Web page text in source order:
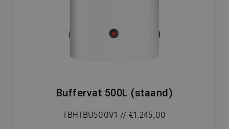
Buffervat 500L (staand)
TBHTBU500V1 // €1.245,00